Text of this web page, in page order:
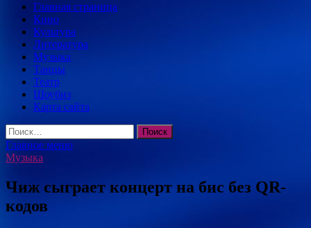
Главная страница
Кино
Культура
Литература
Музыка
Танцы
Театр
Шоубиз
Карта сайта
Найти:
Главное меню
Музыка
Чиж сыграет концерт на бис без QR-
кодов